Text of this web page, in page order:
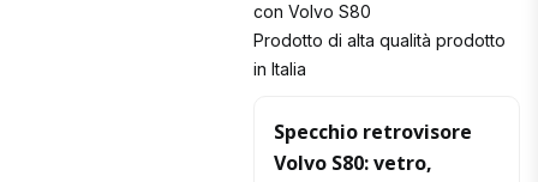
con Volvo S80
Prodotto di alta qualità prodotto
in Italia
Specchio retrovisore
Volvo S80: vetro,